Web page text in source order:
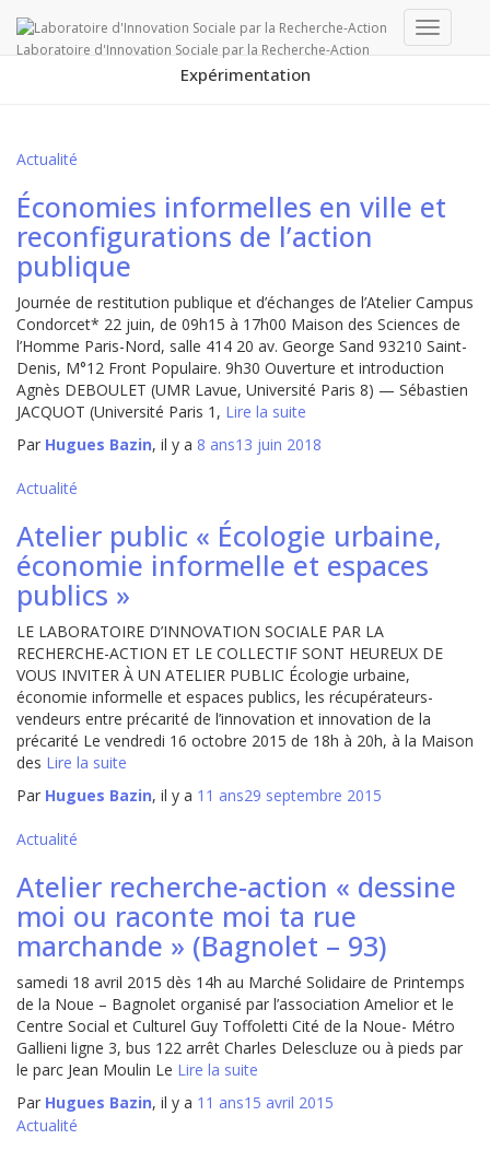
Laboratoire d'Innovation Sociale par la Recherche-Action
Ouvrir/
Expérimentation
Actualité
Économies informelles en ville et
reconfigurations de l’action
publique
Journée de restitution publique et d’échanges de l’Atelier Campus
Condorcet* 22 juin, de 09h15 à 17h00 Maison des Sciences de
l’Homme Paris-Nord, salle 414 20 av. George Sand 93210 Saint-
Denis, M°12 Front Populaire. 9h30 Ouverture et introduction
Agnès DEBOULET (UMR Lavue, Université Paris 8) — Sébastien
JACQUOT (Université Paris 1, Lire la suite
Par Hugues Bazin, il y a 8 ans13 juin 2018
Actualité
Atelier public « Écologie urbaine,
économie informelle et espaces
publics »
LE LABORATOIRE D’INNOVATION SOCIALE PAR LA
RECHERCHE-ACTION ET LE COLLECTIF SONT HEUREUX DE
VOUS INVITER À UN ATELIER PUBLIC Écologie urbaine,
économie informelle et espaces publics, les récupérateurs-
vendeurs entre précarité de l’innovation et innovation de la
précarité Le vendredi 16 octobre 2015 de 18h à 20h, à la Maison
des Lire la suite
Par Hugues Bazin, il y a 11 ans29 septembre 2015
Actualité
Atelier recherche-action « dessine
moi ou raconte moi ta rue
marchande » (Bagnolet – 93)
samedi 18 avril 2015 dès 14h au Marché Solidaire de Printemps
de la Noue – Bagnolet organisé par l’association Amelior et le
Centre Social et Culturel Guy Toffoletti Cité de la Noue- Métro
Gallieni ligne 3, bus 122 arrêt Charles Delescluze ou à pieds par
le parc Jean Moulin Le Lire la suite
Par Hugues Bazin, il y a 11 ans15 avril 2015
Actualité